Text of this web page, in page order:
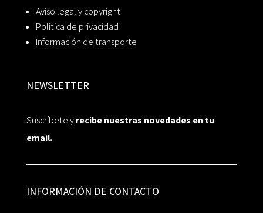
Aviso legal y copyright
Política de privacidad
Información de transporte
NEWSLETTER
Suscríbete yrecibe nuestras novedades en tu
email.
INFORMACIÓN DE CONTACTO